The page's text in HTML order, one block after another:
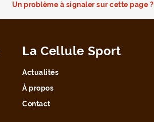
Un problème à signaler sur cette page ?
La Cellule Sport
Actualités
À propos
Contact